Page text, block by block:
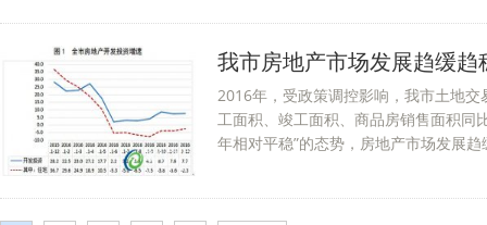
我市房地产市场发展趋缓趋
2016年，受政策调控影响，我市土地
工面积、竣工面积、商品房销售面积同
年相对平稳”的态势，房地产市场发展